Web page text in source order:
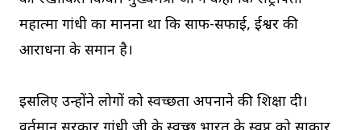
महात्मा गांधी का मानना था कि साफ-सफाई, ईश्वर की
आराधना के समान है।
इसलिए उन्होंने लोगों को स्वच्छता अपनाने की शिक्षा दी।